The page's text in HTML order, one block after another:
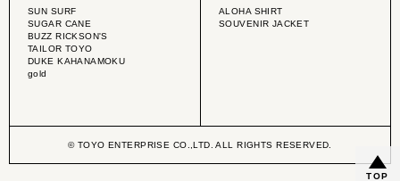
TOP
SUN SURF
SUGAR CANE
BUZZ RICKSON'S
TAILOR TOYO
DUKE KAHANAMOKU
gold
ALOHA SHIRT
SOUVENIR JACKET
© TOYO ENTERPRISE CO.,LTD. ALL RIGHTS RESERVED.